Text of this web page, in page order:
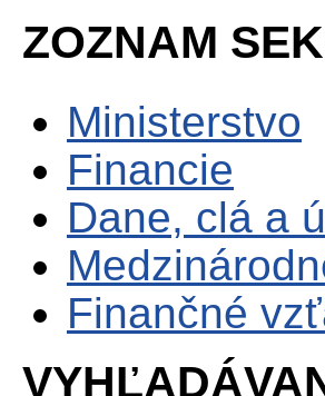
ZOZNAM
Ministerstvo
Financie
Dane, clá a
Finančné